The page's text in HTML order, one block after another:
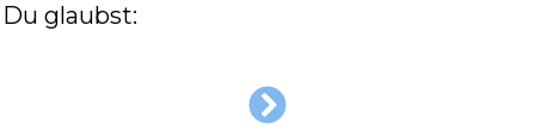
Du glaubst: